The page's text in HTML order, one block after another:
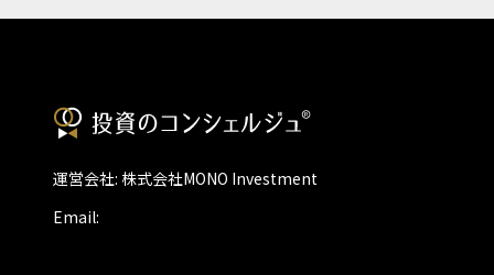
運営会社: 株式会社MONO Investment
Email: